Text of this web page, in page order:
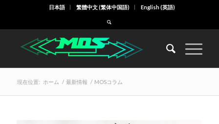
日本語 繁體中文(繁体中国語) English(英語)
現在位置: ホーム / 最新情報 / MOSコラム